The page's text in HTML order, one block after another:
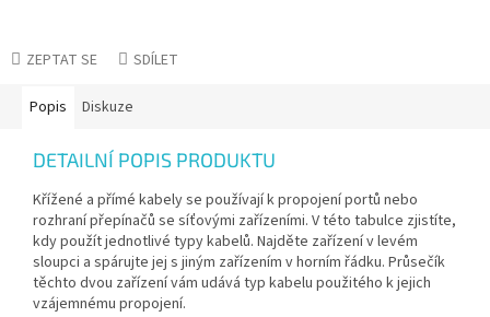
ZEPTAT SE SDÍLET
Popis Diskuze
DETAILNÍ POPIS PRODUKTU
Křížené a přímé kabely se používají k propojení portů nebo
rozhraní přepínačů se síťovými zařízeními. V této tabulce zjistíte,
kdy použít jednotlivé typy kabelů. Najděte zařízení v levém
sloupci a spárujte jej s jiným zařízením v horním řádku. Průsečík
těchto dvou zařízení vám udává typ kabelu použitého k jejich
vzájemnému propojení.